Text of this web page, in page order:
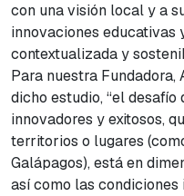
con una visión local y a
innovaciones educativas
contextualizada y
Para nuestra Fundadora,
dicho estudio, “el
innovadores y exitosos,
territorios o lugares
Galápagos), está en
así como las